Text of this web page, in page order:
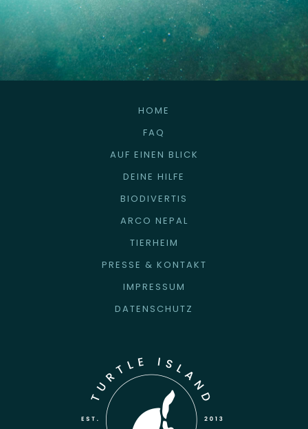
HOME
FAQ
AUF EINEN BLICK
DEINE HILFE
BIODIVERTIS
ARCO NEPAL
TIERHEIM
PRESSE & KONTAKT
IMPRESSUM
DATENSCHUTZ